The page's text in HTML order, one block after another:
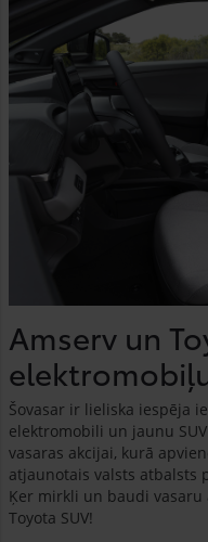
Amserv un
Šovasar ir lieliska iespēja
elektromobili un jaunu
vasaras akcijai, kurā
atjaunotais valsts atbalsts
Ķer mirkli un baudi
Toyota SUV!